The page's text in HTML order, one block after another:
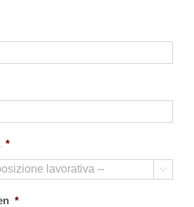
*

*